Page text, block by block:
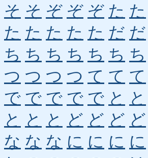
そ そ ぞ ぞ ぞ た た
た た た た た だ だ
ち ち ち ち ち ち ち
つ つ つ つ て て て
で で で で で と と
と と と ど ど ど ど
な な な に に に に